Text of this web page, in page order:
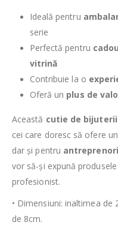
Ideală pentru
serie
Perfectă pentru
vitrină
Contribuie la o
Oferă un plus de
Această cutie de
cei care doresc să ofere un
dar și pentru
vor să-și expună
profesionist.
• Dimensiuni: inaltimea
de 8cm.